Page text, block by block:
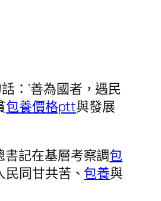
：‘善為國者，遇民
包養價格ptt與發展
書記在基層考察調包
同甘共苦、 包養與